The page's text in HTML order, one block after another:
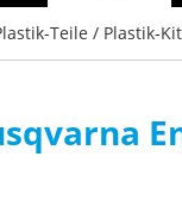
Teile / Plastik-